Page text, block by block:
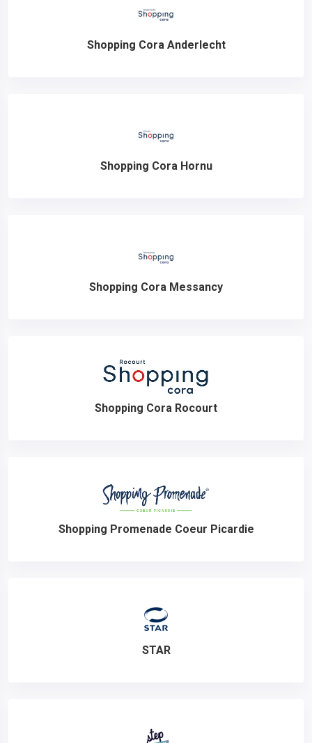
Shopping Cora Anderlecht
Shopping Cora Hornu
Shopping Cora Messancy
Shopping Cora Rocourt
Shopping Promenade Coeur Picardie
STAR